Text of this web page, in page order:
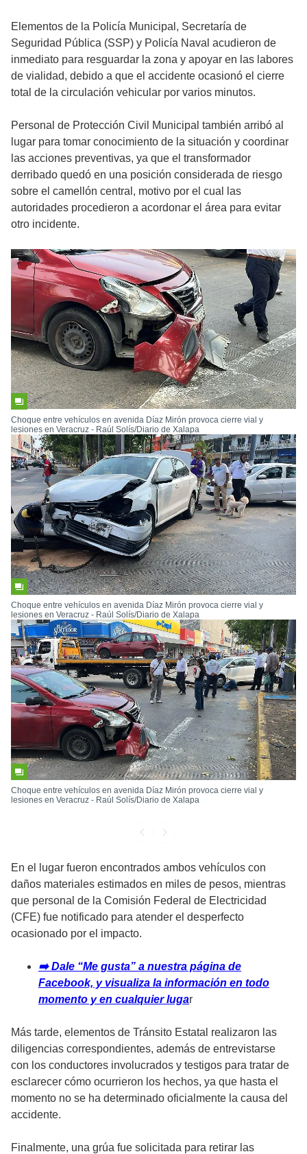
Elementos de la Policía Municipal, Secretaría de
Seguridad Pública (SSP) y Policía Naval acudieron de
inmediato para resguardar la zona y apoyar en las labores
de vialidad, debido a que el accidente ocasionó el cierre
total de la circulación vehicular por varios minutos.
Personal de Protección Civil Municipal también arribó al
lugar para tomar conocimiento de la situación y coordinar
las acciones preventivas, ya que el transformador
derribado quedó en una posición considerada de riesgo
sobre el camellón central, motivo por el cual las
autoridades procedieron a acordonar el área para evitar
otro incidente.
Choque entre vehículos en avenida Díaz Mirón provoca cierre vial y
lesiones en Veracruz - Raúl Solís/Diario de Xalapa
Choque entre vehículos en avenida Díaz Mirón provoca cierre vial y
lesiones en Veracruz - Raúl Solís/Diario de Xalapa
Choque entre vehículos en avenida Díaz Mirón provoca cierre vial y
lesiones en Veracruz - Raúl Solís/Diario de Xalapa
En el lugar fueron encontrados ambos vehículos con
daños materiales estimados en miles de pesos, mientras
que personal de la Comisión Federal de Electricidad
(CFE) fue notificado para atender el desperfecto
ocasionado por el impacto.
➡️ Dale “Me gusta” a nuestra página de
Facebook, y visualiza la información en todo
momento y en cualquier lugar
Más tarde, elementos de Tránsito Estatal realizaron las
diligencias correspondientes, además de entrevistarse
con los conductores involucrados y testigos para tratar de
esclarecer cómo ocurrieron los hechos, ya que hasta el
momento no se ha determinado oficialmente la causa del
accidente.
Finalmente, una grúa fue solicitada para retirar las